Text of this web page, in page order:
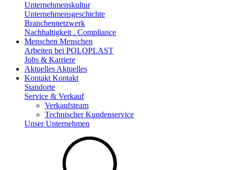
Unternehmenskultur
Unternehmensgeschichte
Branchennetzwerk
Nachhaltigkeit . Compliance
Menschen Menschen
Arbeiten bei POLOPLAST
Jobs & Karriere
Aktuelles Aktuelles
Kontakt Kontakt
Standorte
Service & Verkauf
Verkaufsteam
Technischer Kundenservice
Unser Unternehmen